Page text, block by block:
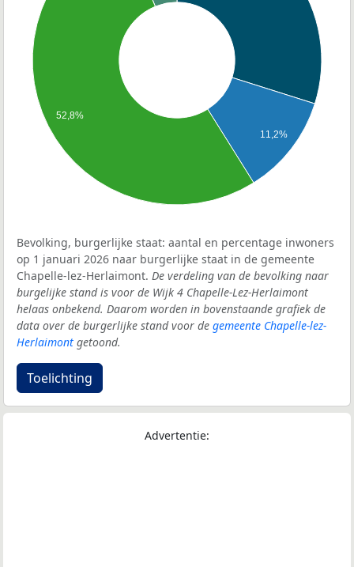
11,2%
52,8%
Bevolking, burgerlijke staat: aantal en percentage inwoners
op 1 januari 2026 naar burgerlijke staat in de gemeente
Chapelle-lez-Herlaimont. De verdeling van de bevolking naar
burgelijke stand is voor de Wijk 4 Chapelle-Lez-Herlaimont
helaas onbekend. Daarom worden in bovenstaande grafiek de
data over de burgerlijke stand voor de gemeente Chapelle-lez-
Herlaimont getoond.
Toelichting
Advertentie: